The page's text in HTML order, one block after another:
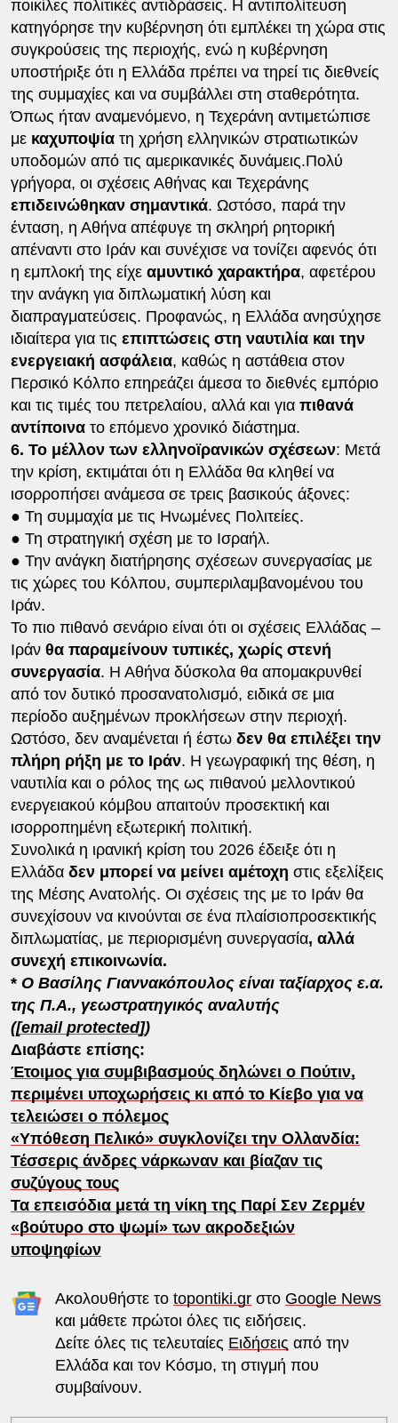
ποικίλες πολιτικές αντιδράσεις. Η αντιπολίτευση
κατηγόρησε την κυβέρνηση ότι εμπλέκει τη χώρα στις
συγκρούσεις της περιοχής, ενώ η κυβέρνηση
υποστήριξε ότι η Ελλάδα πρέπει να τηρεί τις διεθνείς
της συμμαχίες και να συμβάλλει στη σταθερότητα.
Όπως ήταν αναμενόμενο, η Τεχεράνη αντιμετώπισε
μεκαχυποψία τη χρήση ελληνικών στρατιωτικών
υποδομών από τις αμερικανικές δυνάμεις.Πολύ
γρήγορα, οι σχέσεις Αθήνας και Τεχεράνης
επιδεινώθηκαν σημαντικά. Ωστόσο, παρά την
ένταση, η Αθήνα απέφυγε τη σκληρή ρητορική
απέναντι στο Ιράν και συνέχισε να τονίζει αφενός ότι
η εμπλοκή της είχεαμυντικό χαρακτήρα, αφετέρου
την ανάγκη για διπλωματική λύση και
διαπραγματεύσεις. Προφανώς, η Ελλάδα ανησύχησε
ιδιαίτερα για τις επιπτώσεις στη ναυτιλία και την
ενεργειακή ασφάλεια, καθώς η αστάθεια στον
Περσικό Κόλπο επηρεάζει άμεσα το διεθνές εμπόριο
και τις τιμές του πετρελαίου, αλλά και για πιθανά
αντίποινα το επόμενο χρονικό διάστημα.
6. Το μέλλον των ελληνοϊρανικών σχέσεων: Μετά
την κρίση, εκτιμάται ότι η Ελλάδα θα κληθεί να
ισορροπήσει ανάμεσα σε τρεις βασικούς άξονες:
● Τη συμμαχία με τις Ηνωμένες Πολιτείες.
● Τη στρατηγική σχέση με το Ισραήλ.
● Την ανάγκη διατήρησης σχέσεων συνεργασίας με
τις χώρες του Κόλπου, συμπεριλαμβανομένου του
Ιράν.
Το πιο πιθανό σενάριο είναι ότι οι σχέσεις Ελλάδας –
Ιράν θα παραμείνουν τυπικές, χωρίς στενή
συνεργασία. Η Αθήνα δύσκολα θα απομακρυνθεί
από τον δυτικό προσανατολισμό, ειδικά σε μια
περίοδο αυξημένων προκλήσεων στην περιοχή.
Ωστόσο, δεν αναμένεται ή έστω δεν θα επιλέξει την
πλήρη ρήξη με το Ιράν. Η γεωγραφική της θέση, η
ναυτιλία και ο ρόλος της ως πιθανού μελλοντικού
ενεργειακού κόμβου απαιτούν προσεκτική και
ισορροπημένη εξωτερική πολιτική.
Συνολικά η ιρανική κρίση του 2026 έδειξε ότι η
Ελλάδαδεν μπορεί να μείνει αμέτοχη στις εξελίξεις
της Μέσης Ανατολής. Οι σχέσεις της με το Ιράν θα
συνεχίσουν να κινούνται σε ένα πλαίσιοπροσεκτικής
διπλωματίας, με περιορισμένη συνεργασία, αλλά
συνεχή επικοινωνία.
* Ο Βασίλης Γιαννακόπουλος είναι ταξίαρχος ε.α.
της Π.Α., γεωστρατηγικός αναλυτής
([email protected])
Διαβάστε επίσης:
Έτοιμος για συμβιβασμούς δηλώνει ο Πούτιν,
περιμένει υποχωρήσεις κι από το Κίεβο για να
τελειώσει ο πόλεμος
«Υπόθεση Πελικό» συγκλονίζει την Ολλανδία:
Τέσσερις άνδρες νάρκωναν και βίαζαν τις
συζύγους τους
Τα επεισόδια μετά τη νίκη της Παρί Σεν Ζερμέν
«βούτυρο στο ψωμί» των ακροδεξιών
υποψηφίων
Ακολουθήστε το topontiki.grστο Google News
και μάθετε πρώτοι όλες τις ειδήσεις.
Δείτε όλες τις τελευταίες Ειδήσεις από την
Ελλάδα και τον Κόσμο, τη στιγμή που
συμβαίνουν.